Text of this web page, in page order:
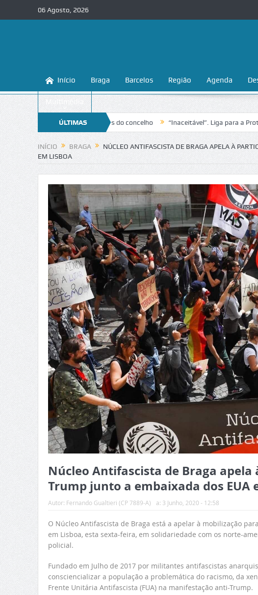
06 Agosto, 2026
Início Braga Barcelos Região Agenda
Multimédia
ÚLTIMAS
NOTÍCIAS
as praias fluviais do concelho “Inaceitável”. Liga para a Proteção da
INÍCIO BRAGA
NÚCLEO ANTIFASCISTA DE BRAGA APELA À
EM LISBOA
Núcleo Antifascista de Braga apela
Trump junto a embaixada dos EUA
Autor: Fernando Gualtieri (CP 7889-A) a: 3 Junho, 2020 - 12:58
O Núcleo Antifascista de Braga está a apelar à mobilização
em Lisboa, esta sexta-feira, em solidariedade com os norte-
policial.
Fundado em Julho de 2017 por militantes antifascistas
consciencializar a população a problemática do racismo, da
Frente Unitária Antifascista (FUA) na manifestação anti-Trump.